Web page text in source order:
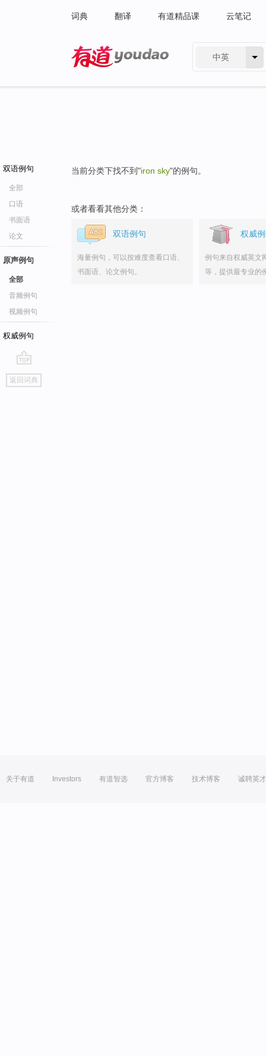
词典 翻译 有道精品课 云笔记
中英
双语例句
全部
口语
书面语
论文
原声例句
全部
音频例句
视频例句
权威例句
go
top
返回词典
当前分类下找不到"iron sky"的例句。
或者看看其他分类：
双语例句
海量例句，可以按难度查看口语、
书面语、论文例句。
权威
例句来自权威英文
等，提供最专业的
关于有道 Investors 有道智选 官方博客 技术博客 诚聘英才